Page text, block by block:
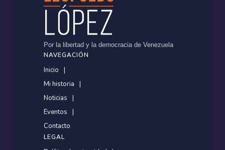
Por la libertad y la democracia de Venezuela
NAVEGACIÓN
Inicio
Mi historia
Noticias
Eventos
Contacto
LEGAL